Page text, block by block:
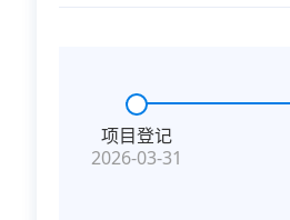
项目登记
2026-03-31